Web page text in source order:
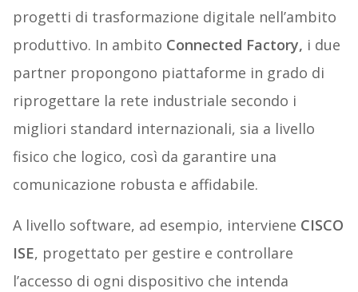
progetti di trasformazione digitale nell’ambito
produttivo. In ambito Connected Factory, i due
partner propongono piattaforme in grado di
riprogettare la rete industriale secondo i
migliori standard internazionali, sia a livello
fisico che logico, così da garantire una
comunicazione robusta e affidabile.
A livello software, ad esempio, interviene CISCO
ISE, progettato per gestire e controllare
l’accesso di ogni dispositivo che intenda